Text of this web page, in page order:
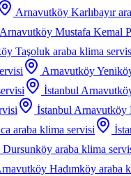
Arnavutköy Karlıbayır
Arnavutköy Mustafa Kemal
Taşoluk araba klima
Arnavutköy
İstanbul
İstanbul Arnavutköy
araba klima servisi
Dursunköy araba klima
Hadımköy araba